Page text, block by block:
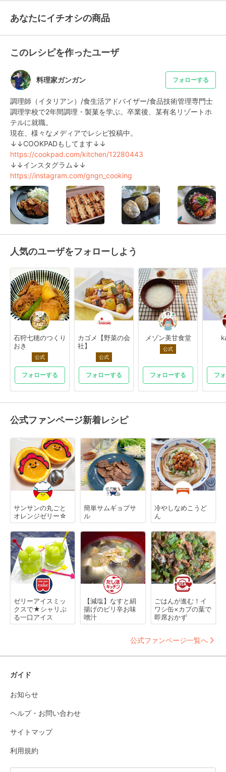
あなたにイチオシの商品
このレシピを作ったユーザ
料理家ガンガン フォローする
調理師（イタリアン）/食生活アドバイザー/食品技術管理専門士
調理学校で2年間調理・製菓を学ぶ。卒業後、某有名リゾートホ
テルに就職。
現在、様々なメディアでレシピ投稿中。
https://cookpad.com/kitchen/12280443
https://instagram.com/gngn_cooking
人気のユーザをフォローしよう
石狩七穂のつくり
おき
公式
フォローする
カゴメ【野菜の会
社】
公式
フォローする
メゾン美甘食堂
公式
フォローする フ
公式ファンページ新着レシピ
サンサンの丸ごと
オレンジゼリー☆
簡単サムギョプサ
ル
冷やしなめこうど
ん
ゼリーアイスミッ
クスで★シャリぷ
る一口アイス
【減塩】なすと絹
揚げのピリ辛お味
噌汁
ごはんが進む！イ
ワシ缶×カブの葉で
即席おかず
公式ファンページ一覧へ
ガイド
お知らせ
ヘルプ・お問い合わせ
サイトマップ
利用規約